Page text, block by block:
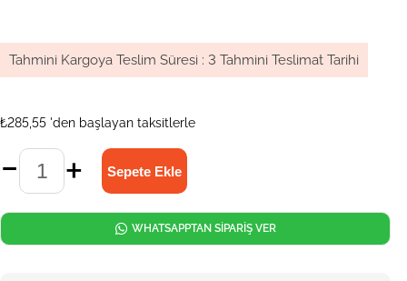
Tahmini Kargoya Teslim Süresi : 3 Tahmini Teslimat Tarihi
₺285,55 'den başlayan taksitlerle
WHATSAPPTAN SİPARİŞ VER